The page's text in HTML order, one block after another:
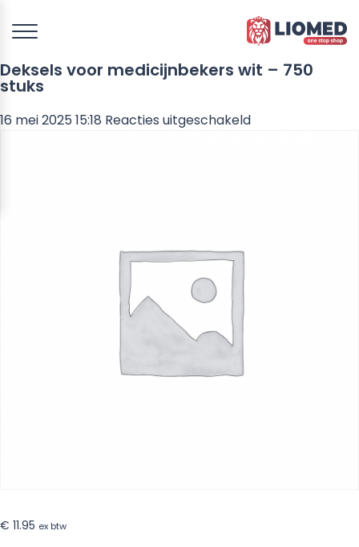
Deksels voor medicijnbekers wit – 750
stuks
16 mei 2025 15:18 Reacties uitgeschakeldvoor
€ 11.95 ex btw